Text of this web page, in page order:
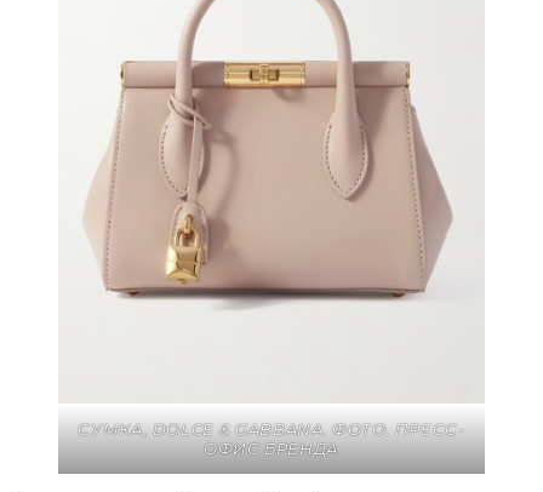
СУМКА, DOLCE & GABBANA. ФОТО. ПРЕСС-
ОФИС БРЕНДА